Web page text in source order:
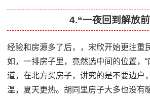
4.“一夜回到解放
经验和房源多了后，，宋欣开始更注重
如，一排房子里，竟然选中间的位置，“
道，在北方买房子，讲究的是不要边户
温，夏天更热。胡同里房子大多也没有